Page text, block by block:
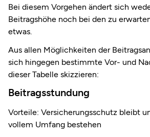
Bei diesem Vorgehen ändert sich
Beitragshöhe noch bei den zu
etwas.
Aus allen Möglichkeiten der
sich hingegen bestimmte Vor- und
dieser Tabelle skizzieren:
Beitrags­stundung
Vorteile: Versicherungsschutz bleibt
vollem Umfang bestehen